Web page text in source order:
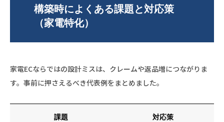
構築時によくある課題と対応策
（家電特化）
家電ECならではの設計ミスは、クレームや返品増につながりま
す。事前に押さえるべき代表例をまとめました。
課題 対応策